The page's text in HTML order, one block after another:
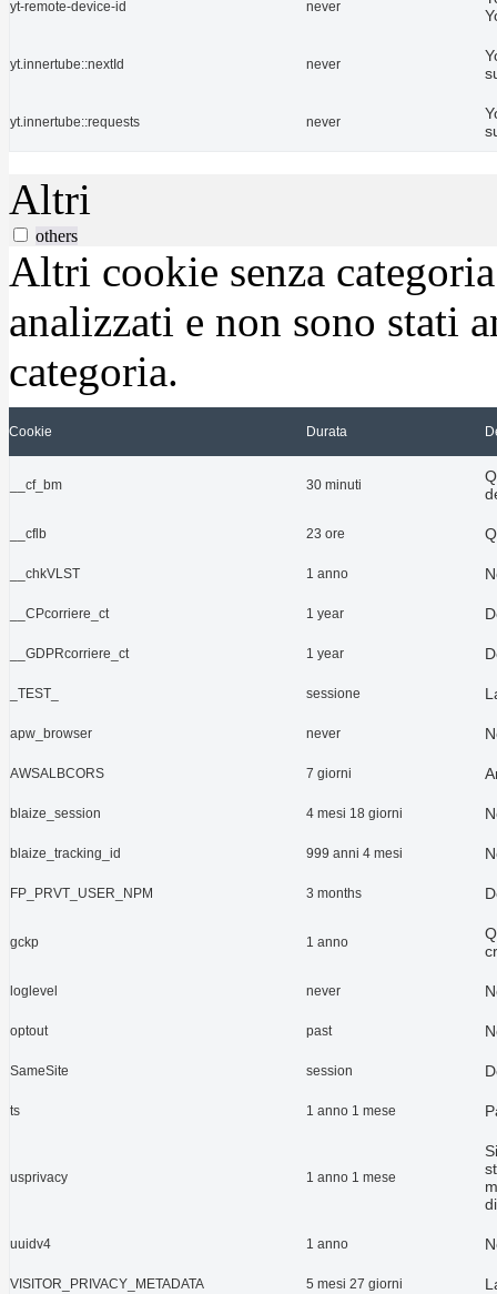
yt-remote-device-id never
yt.innertube::nextId never
yt.innertube::requests never
Altri
others
Altri cookie senza
analizzati e non sono stati
categoria.
Cookie Durata
__cf_bm 30 minuti
__cflb 23 ore
__chkVLST 1 anno
__CPcorriere_ct 1 year
__GDPRcorriere_ct 1 year
_TEST_ sessione
apw_browser never
AWSALBCORS 7 giorni
blaize_session 4 mesi 18 giorni
blaize_tracking_id 999 anni 4 mesi
FP_PRVT_USER_NPM 3 months
gckp 1 anno
loglevel never
optout past
SameSite session
ts 1 anno 1 mese
usprivacy 1 anno 1 mese
uuidv4 1 anno
VISITOR_PRIVACY_METADATA 5 mesi 27 giorni